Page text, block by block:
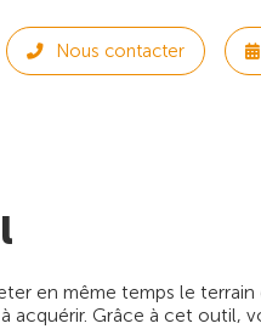
Nous contacter
en même temps le
à acquérir. Grâce à cet outil,